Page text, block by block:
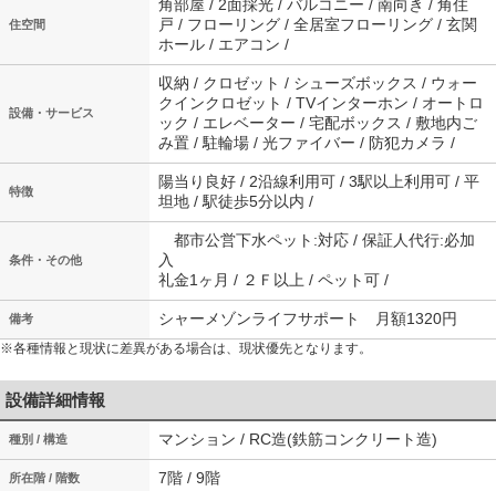
住空間
角部屋 / 2面採光 / バルコニー / 南向き / 角住
戸 / フローリング / 全居室フローリング / 玄関
ホール / エアコン /
設備・サービス
収納 / クロゼット / シューズボックス / ウォー
クインクロゼット / TVインターホン / オートロ
ック / エレベーター / 宅配ボックス / 敷地内ご
み置 / 駐輪場 / 光ファイバー / 防犯カメラ /
特徴
陽当り良好 / 2沿線利用可 / 3駅以上利用可 / 平
坦地 / 駅徒歩5分以内 /
条件・その他
都市公営下水ペット:対応 / 保証人代行:必加
入
礼金1ヶ月 / ２Ｆ以上 / ペット可 /
備考 シャーメゾンライフサポート 月額1320円
※各種情報と現状に差異がある場合は、現状優先となります。
設備詳細情報
種別 / 構造 マンション / RC造(鉄筋コンクリート造)
所在階 / 階数 7階 / 9階